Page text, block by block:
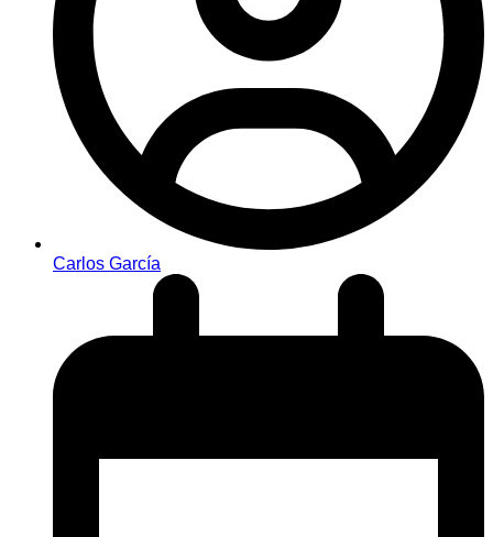
Carlos García